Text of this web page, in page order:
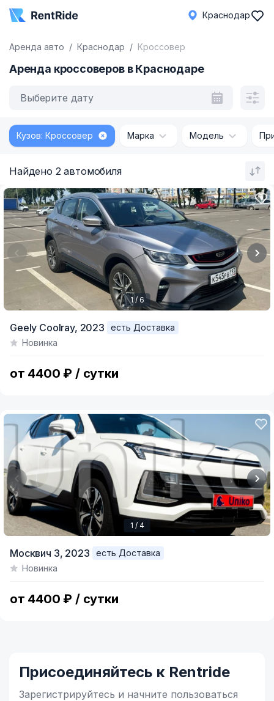
Краснодар
Аренда авто Краснодар Кроссовер
Аренда кроссоверов в Краснодаре
Выберите дату
Кузов: Кроссовер Марка Модель
Найдено 2 автомобиля
of
1 / 6
Geely Coolray, 2023
есть Доставка
Новинка
от 4400 ₽ / сутки
of
1 / 4
Москвич 3, 2023
есть Доставка
Новинка
от 4400 ₽ / сутки
Присоединяйтесь к Rentride
Зарегистрируйтесь и начните пользоваться